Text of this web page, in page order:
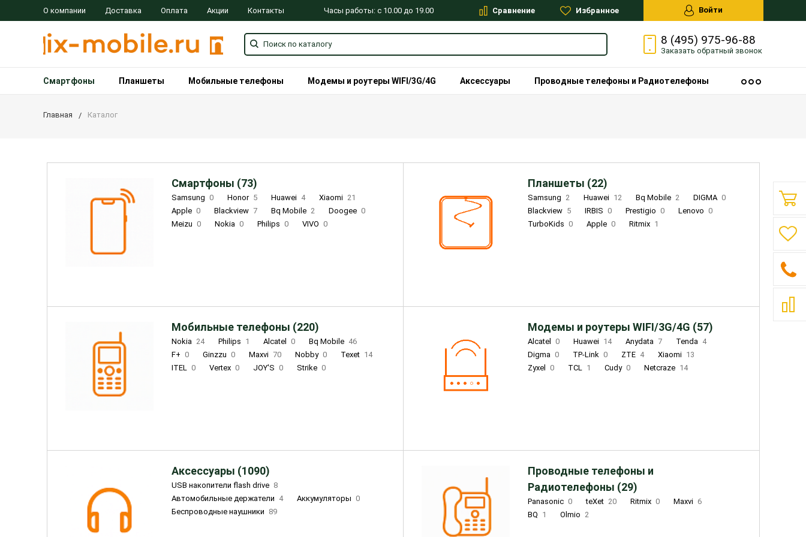
О компании Доставка Оплата Акции Контакты Часы работы: с 10.00 до 19.00 Сравнение Избранное Войти
8 (495) 975-96-88
Заказать обратный звонок
Смартфоны Планшеты Мобильные телефоны Модемы и роутеры WIFI/3G/4G Аксессуары Проводные телефоны и Радиотелефоны
Главная Каталог
Смартфоны (73)
Samsung 0 Honor 5 Huawei 4 Xiaomi 21
Apple 0 Blackview 7 Bq Mobile 2 Doogee 0
Meizu 0 Nokia 0 Philips 0 VIVO 0
Планшеты (22)
Samsung 2 Huawei 12 Bq Mobile 2 DIGMA 0
Blackview 5 IRBIS 0 Prestigio 0 Lenovo 0
TurboKids 0 Apple 0 Ritmix 1
Мобильные телефоны (220)
Nokia 24 Philips 1 Alcatel 0 Bq Mobile 46
F+ 0 Ginzzu 0 Maxvi 70 Nobby 0 Texet 14
ITEL 0 Vertex 0 JOY'S 0 Strike 0
Модемы и роутеры WIFI/3G/4G (57)
Alcatel 0 Huawei 14 Anydata 7 Tenda 4
Digma 0 TP-Link 0 ZTE 4 Xiaomi 13
Zyxel
0 TCL 1 Cudy 0 Netcraze 14
Аксессуары (1090)
USB накопители flash drive 8
Автомобильные держатели 4 Аккумуляторы 0
Беспроводные наушники 89
Проводные телефоны и
Радиотелефоны (29)
Panasonic 0 teXet 20 Ritmix 0 Maxvi 6
BQ 1 Olmio 2